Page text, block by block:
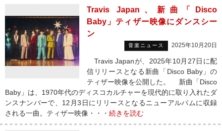
Travis Japan、新曲「Disco
Baby」ティザー映像にダンスシー
ン
音楽ニュース 2025年10月20日
Travis Japanが、2025年10月27日に配
信リリースとなる新曲「Disco Baby」の
ティザー映像を公開した。 新曲「Disco
Baby」は、1970年代のディスコカルチャーを現代的に取り入れたダ
ンスナンバーで、12月3日にリリースとなるニューアルバムに収録
される一曲。ティザー映像・・・ 続きを読む